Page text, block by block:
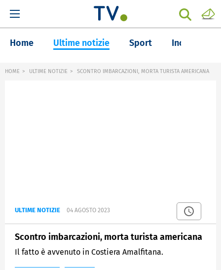
Home Ultime notizie Sport Inchieste
HOME ULTIME NOTIZIE SCONTRO IMBARCAZIONI, MORTA TURISTA AMERICANA
ULTIME NOTIZIE 04 AGOSTO 2023
Scontro imbarcazioni, morta turista americana
Il fatto è avvenuto in Costiera Amalfitana.